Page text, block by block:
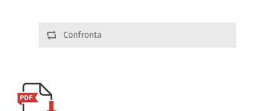
Confronta